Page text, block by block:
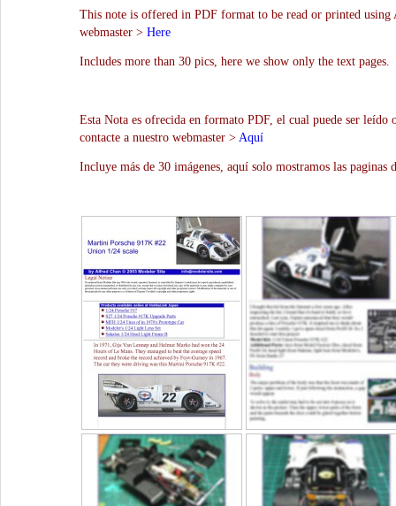
This note is offered in PDF format to be read or printed using
webmaster > Here
Includes more than 30 pics, here we show only the text pages.
Esta Nota es ofrecida en formato PDF, el cual puede ser leído
contacte a nuestro webmaster > Aquí
Incluye más de 30 imágenes, aquí solo mostramos las paginas